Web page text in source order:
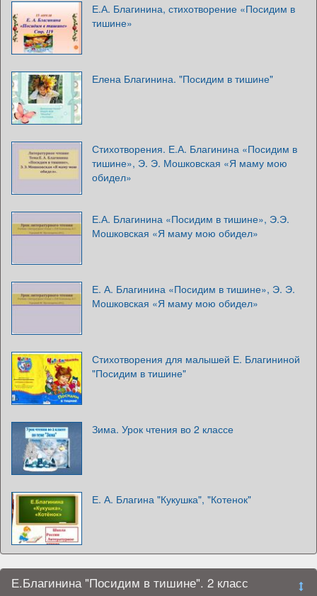
Е.А. Благинина, стихотворение «Посидим в
тишине»
Елена Благинина. "Посидим в тишине"
Стихотворения. Е.А. Благинина «Посидим в
тишине», Э. Э. Мошковская «Я маму мою
обидел»
Е.А. Благинина «Посидим в тишине», Э.Э.
Мошковская «Я маму мою обидел»
Е. А. Благинина «Посидим в тишине», Э. Э.
Мошковская «Я маму мою обидел»
Стихотворения для малышей Е. Благининой
"Посидим в тишине"
Зима. Урок чтения во 2 классе
Е. А. Благина "Кукушка", "Котенок"
Е.Благинина "Посидим в тишине". 2 класс